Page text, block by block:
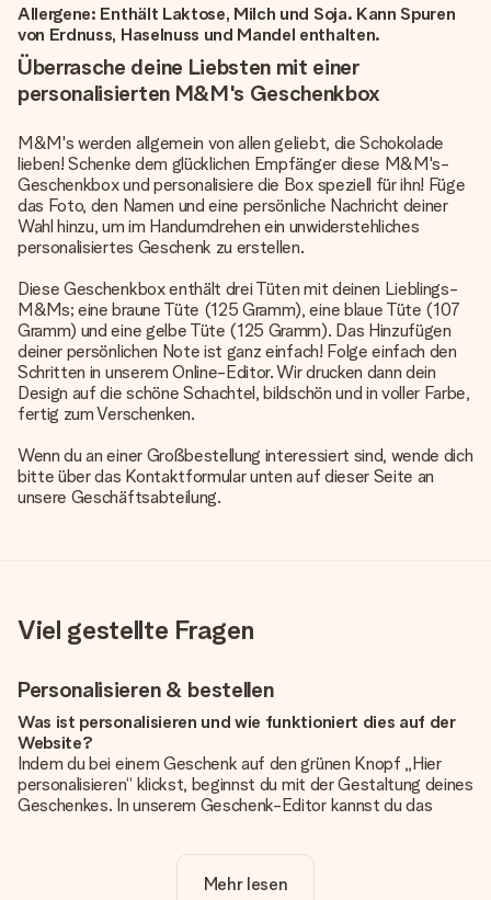
Allergene: Enthält Laktose, Milch und Soja. Kann Spuren
von Erdnuss, Haselnuss und Mandel enthalten.
Überrasche deine Liebsten mit einer
personalisierten M&M's Geschenkbox
M&M's werden allgemein von allen geliebt, die Schokolade
lieben! Schenke dem glücklichen Empfänger diese M&M's-
Geschenkbox und personalisiere die Box speziell für ihn! Füge
das Foto, den Namen und eine persönliche Nachricht deiner
Wahl hinzu, um im Handumdrehen ein unwiderstehliches
personalisiertes Geschenk zu erstellen.
Diese Geschenkbox enthält drei Tüten mit deinen Lieblings-
M&Ms; eine braune Tüte (125 Gramm), eine blaue Tüte (107
Gramm) und eine gelbe Tüte (125 Gramm). Das Hinzufügen
deiner persönlichen Note ist ganz einfach! Folge einfach den
Schritten in unserem Online-Editor. Wir drucken dann dein
Design auf die schöne Schachtel, bildschön und in voller Farbe,
fertig zum Verschenken.
Wenn du an einer Großbestellung interessiert sind, wende dich
bitte über das Kontaktformular unten auf dieser Seite an
unsere Geschäftsabteilung.
Viel gestellte Fragen
Personalisieren & bestellen
Was ist personalisieren und wie funktioniert dies auf der
Website?
Indem du bei einem Geschenk auf den grünen Knopf „Hier
personalisieren“ klickst, beginnst du mit der Gestaltung deines
Geschenkes. In unserem Geschenk-Editor kannst du das
noch eines unserer angebotenen Designs, um deinem
Geschenk die perfekte Ausstrahlung zu verleihen.
Mehr lesen